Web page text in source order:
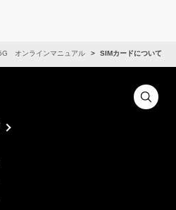
オンラインマニュアル SIMカードについて